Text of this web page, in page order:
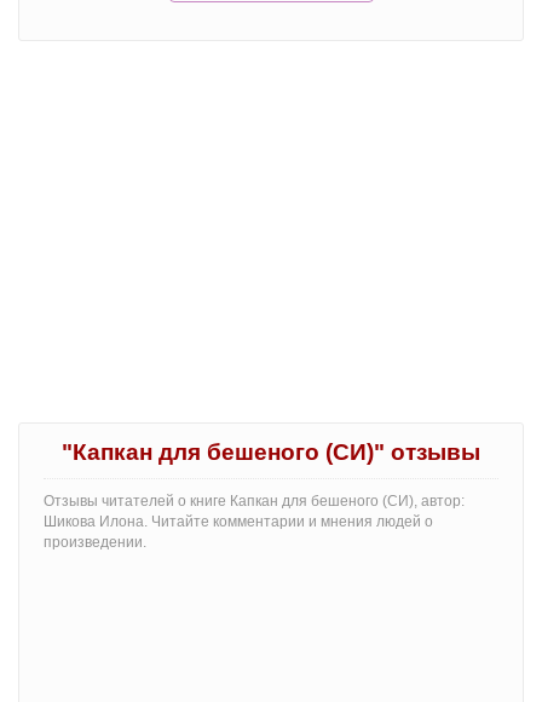
"Капкан для бешеного (СИ)" отзывы
Отзывы читателей о книге Капкан для бешеного (СИ), автор:
Шикова Илона. Читайте комментарии и мнения людей о
произведении.